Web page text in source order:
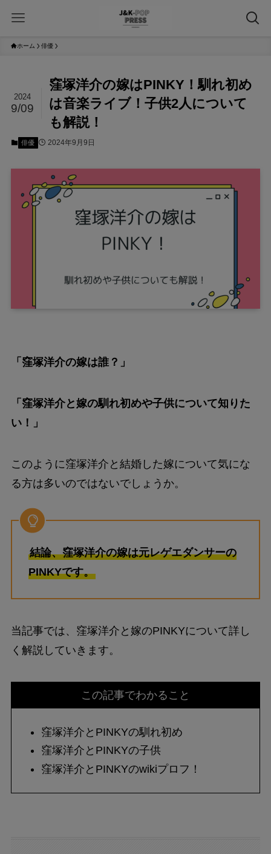
ホーム 俳優
窪塚洋介の嫁はPINKY！馴れ初め
は音楽ライブ！子供2人について
も解説！
2024
9/09
俳優 2024年9月9日
「窪塚洋介の嫁は誰？」
「窪塚洋介と嫁の馴れ初めや子供について知りた
い！」
このように窪塚洋介と結婚した嫁について気にな
る方は多いのではないでしょうか。
結論、窪塚洋介の嫁は元レゲエダンサーの
PINKYです。
当記事では、窪塚洋介と嫁のPINKYについて詳し
く解説していきます。
この記事でわかること
窪塚洋介とPINKYの馴れ初め
窪塚洋介とPINKYの子供
窪塚洋介とPINKYのwikiプロフ！